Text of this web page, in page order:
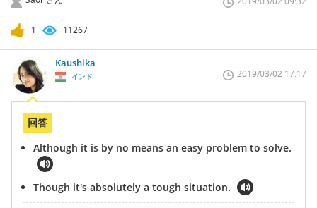
1 11267
Kaushika
インド 2019/03/02 17:17
回答
Although it is by no means an easy problem to solve.
Though it's absolutely a tough situation.